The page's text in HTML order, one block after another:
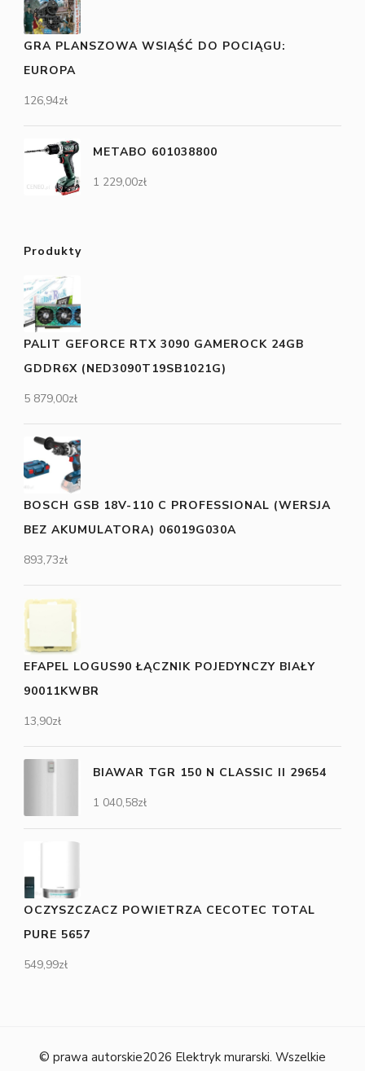
GRA PLANSZOWA WSIĄŚĆ DO POCIĄGU:
EUROPA
126,94zł
METABO 601038800
1 229,00zł
Produkty
PALIT GEFORCE RTX 3090 GAMEROCK 24GB
GDDR6X (NED3090T19SB1021G)
5 879,00zł
BOSCH GSB 18V-110 C PROFESSIONAL (WERSJA
BEZ AKUMULATORA) 06019G030A
893,73zł
EFAPEL LOGUS90 ŁĄCZNIK POJEDYNCZY BIAŁY
90011KWBR
13,90zł
BIAWAR TGR 150 N CLASSIC II 29654
1 040,58zł
OCZYSZCZACZ POWIETRZA CECOTEC TOTAL
PURE 5657
549,99zł
© prawa autorskie2026 Elektryk murarski. Wszelkie